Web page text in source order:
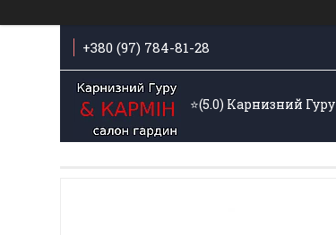
+380 (97) 784-81-28
⭐️(5.0) Карнизний Гуру